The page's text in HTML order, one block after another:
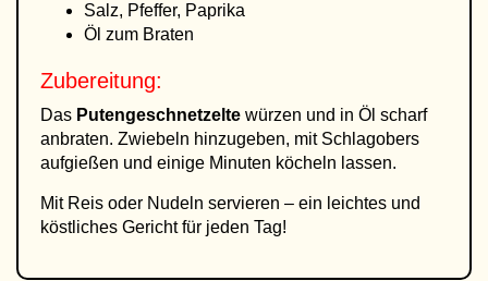
Salz, Pfeffer, Paprika
Öl zum Braten
Zubereitung:
Das Putengeschnetzelte würzen und in Öl scharf
anbraten. Zwiebeln hinzugeben, mit Schlagobers
aufgießen und einige Minuten köcheln lassen.
Mit Reis oder Nudeln servieren – ein leichtes und
köstliches Gericht für jeden Tag!